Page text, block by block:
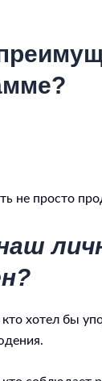
не просто
хотел бы